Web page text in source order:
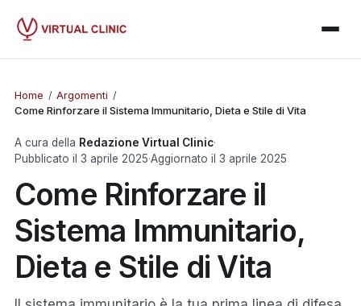
Home / Argomenti /
Come Rinforzare il Sistema Immunitario, Dieta e Stile di Vita
A cura della Redazione Virtual Clinic·
Pubblicato il 3 aprile 2025·Aggiornato il 3 aprile 2025
Come Rinforzare il
Sistema Immunitario,
Dieta e Stile di Vita